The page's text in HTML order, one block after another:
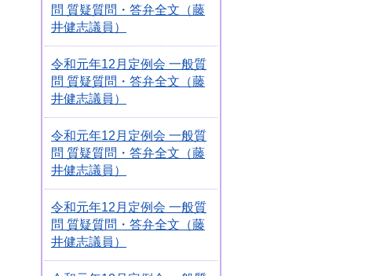
問 質疑質問・答弁全文（藤
井健志議員）
令和元年12月定例会 一般質
問 質疑質問・答弁全文（藤
井健志議員）
令和元年12月定例会 一般質
問 質疑質問・答弁全文（藤
井健志議員）
令和元年12月定例会 一般質
問 質疑質問・答弁全文（藤
井健志議員）